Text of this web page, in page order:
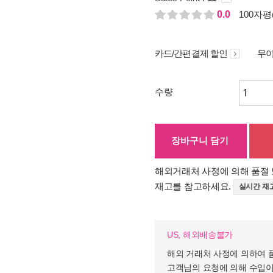
0.0
100자
카드/간편결제 할인 무
수량
장바구니 담기
해외거래처 사정에 의해 품절
재고를 참고하세요.
실시간 재
US, 해외배송불가
해외 거래처 사정에 의하여
고객님의 요청에 의해 수입